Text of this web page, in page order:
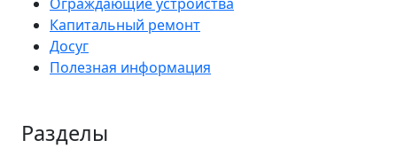
Капитальный ремонт
Досуг
Полезная информация
Разделы